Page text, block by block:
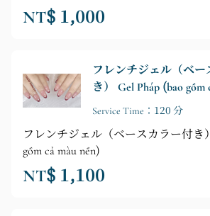
NT$ 1,000
フレンチジェル（ベー
き） Gel Pháp (bao gồm
Service Time：120 分
フレンチジェル（ベースカラー付き
gồm cả màu nền)
NT$ 1,100